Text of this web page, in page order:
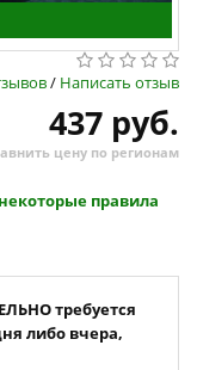
/ Написать отзыв
437 руб.
цену по регионам
правила
требуется
либо вчера,